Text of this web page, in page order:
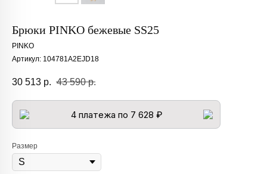
Брюки PINKO бежевые SS25
PINKO
Артикул: 104781A2EJD18
30 513 р. 43 590 р.
4 платежа по 7 628 ₽
Размер